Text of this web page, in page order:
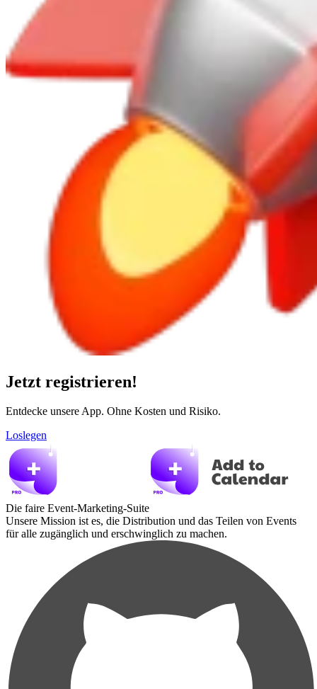
Jetzt registrieren!
Entdecke unsere App. Ohne Kosten und Risiko.
Loslegen
Die faire Event-Marketing-Suite
Unsere Mission ist es, die Distribution und das Teilen von Events
für alle zugänglich und erschwinglich zu machen.